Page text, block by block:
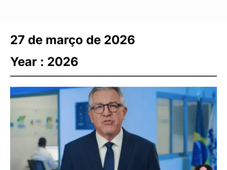
27 de março de 2026
Year : 2026